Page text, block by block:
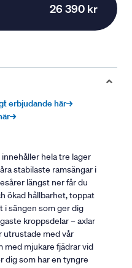
26 390 kr
erbjudande här→
hela tre lager
stabilaste ramsängar i
längst ner får du
ökad hållbarhet, toppat
i sängen som ger dig
kroppsdelar – axlar
utrustade med vår
mjukare fjädrar vid
dig som har en tyngre